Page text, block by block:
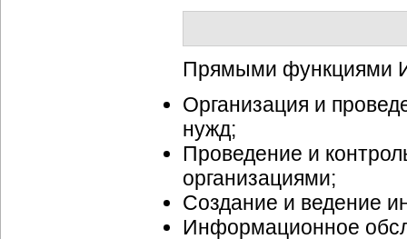
Прямыми функциями
Организация и
нужд;
Проведение и
организациями;
Создание и ведение
Информационное